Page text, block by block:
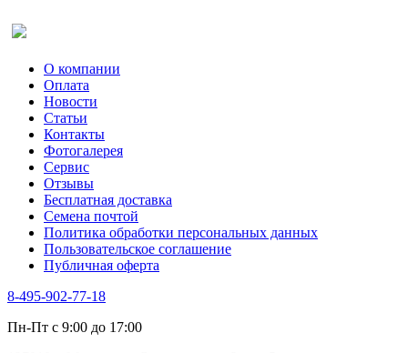
Тмин
Трава для чая
Туласи
Укроп
Фенхель пряный
Хризантема овощная
Цикорий пряный
Цикорий салатный (Витлуф)
Черемша
Шпинат
Щавель
Эндивий
Эстрагон
Алтей
Бессмертник
О компании
Оплата
Новости
Статьи
Контакты
Фотогалерея​
Сервис
Отзывы
Бесплатная доставка
Семена почтой
Политика обработки персональных данных
Пользовательское соглашение
Публичная оферта
8-495-902-77-18
Пн-Пт с 9:00 до 17:00